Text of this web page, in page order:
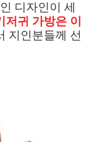
디자인이 세
저귀 가방은 이
지인분들께 선